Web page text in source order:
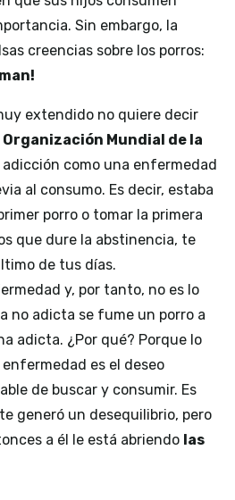
Sin embargo, la
creencias sobre los porros:
extendido no quiere decir
Organización Mundial de la
adicción como una enfermedad
al consumo. Es decir, estaba
porro o tomar la primera
que dure la abstinencia, te
de tus días.
y, por tanto, no es lo
no adicta se fume un porro a
adicta. ¿Por qué? Porque lo
es el deseo
de buscar y consumir. Es
generó un desequilibrio, pero
a él le está abriendo las